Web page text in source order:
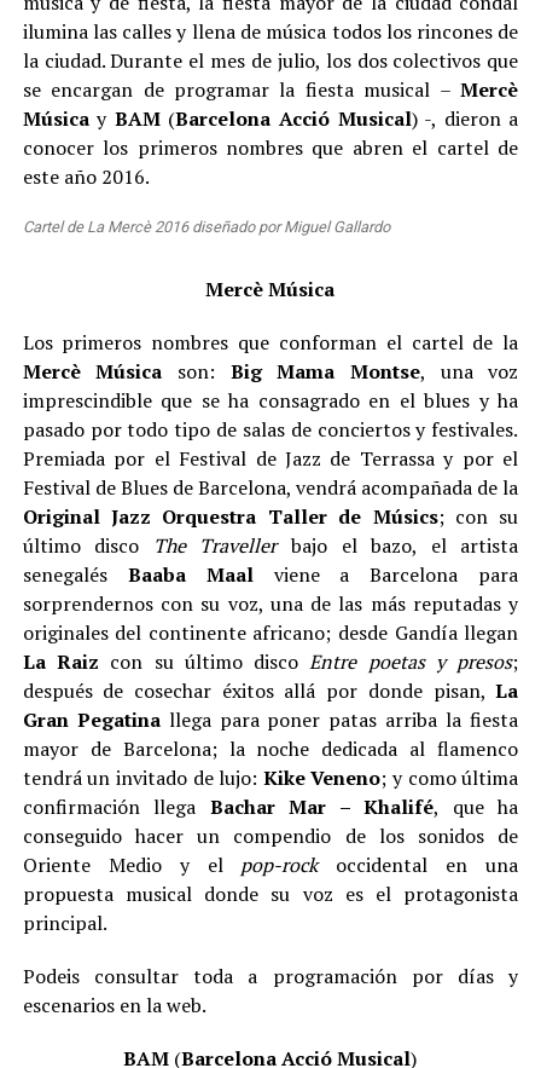
ilumina las calles y llena de música todos los rincones de
la ciudad. Durante el mes de julio, los dos colectivos que
se encargan de programar la fiesta musical –Mercè
Músicay BAM(Barcelona Acció Musical) -, dieron a
conocer los primeros nombres que abren el cartel de
este año 2016.
Cartel de La Mercè 2016 diseñado por Miguel Gallardo
Mercè Música
Los primeros nombres que conforman el cartel de la
Mercè Música son: Big Mama Montse, una voz
imprescindible que se ha consagrado en el blues y ha
pasado por todo tipo de salas de conciertos y festivales.
Premiada por el Festival de Jazz de Terrassa y por el
Festival de Blues de Barcelona, vendrá acompañada de la
Original Jazz Orquestra Taller de Músics; con su
último disco The Travellerbajo el bazo, el artista
senegalés Baaba Maalviene a Barcelona para
sorprendernos con su voz, una de las más reputadas y
originales del continente africano; desde Gandía llegan
La Raiz con su último discoEntre poetas y presos;
después de cosechar éxitos allá por donde pisan,La
Gran Pegatinallega para poner patas arriba la fiesta
mayor de Barcelona; la noche dedicada al flamenco
tendrá un invitado de lujo: Kike Veneno; y como última
confirmación llega Bachar Mar – Khalifé, que ha
conseguido hacer un compendio de los sonidos de
Oriente Medio y el pop-rockoccidental en una
propuesta musical donde su voz es el protagonista
principal.
Podeis consultar toda a programación por días y
escenarios en la web.
BAM (Barcelona Acció Musical)